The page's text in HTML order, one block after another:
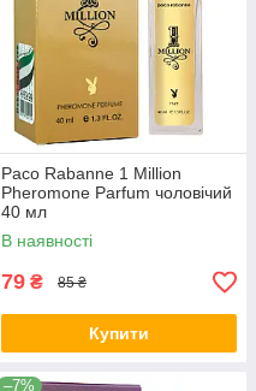
Paco Rabanne 1 Million
Pheromone Parfum чоловічий
40 мл
В наявності
79 ₴ 85 ₴
Купити
–7%